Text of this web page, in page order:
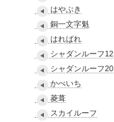
はやぶき
銅一文字魁
はればれ
シャダンルーフ12
シャダンルーフ20
かべいち
菱葺
スカイルーフ